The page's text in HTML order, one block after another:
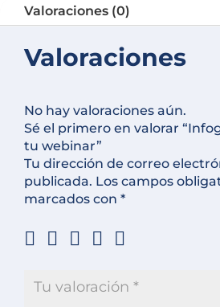
Valoraciones (0)
Valoraciones
No hay valoraciones aún.
Sé el primero en valorar
tu webinar”
Tu dirección de correo
publicada. Los campos
marcados con *